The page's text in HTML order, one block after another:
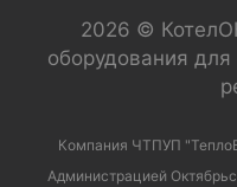
2026 ©
оборудования для
Компания ЧТПУП
Администрацией